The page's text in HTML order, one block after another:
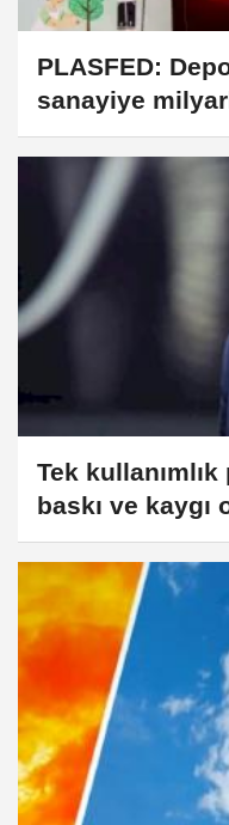
PLASFED:
sanayiye
sağlayacak
Tek kullanımlık
baskı ve